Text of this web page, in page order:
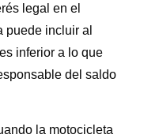
legal en el
puede incluir al
inferior a lo que
del saldo
la motocicleta